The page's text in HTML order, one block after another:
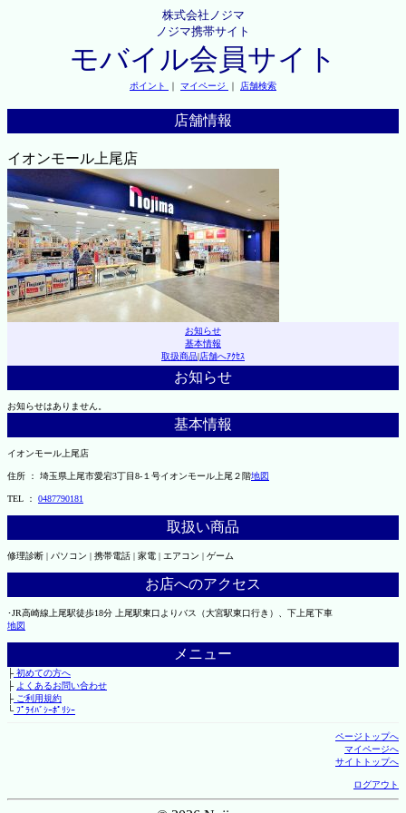
株式会社ノジマ
ノジマ携帯サイト
モバイル会員サイト
ポイント ｜ マイページ ｜ 店舗検索
店舗情報
イオンモール上尾店
お知らせ
基本情報
取扱商品|店舗へｱｸｾｽ
お知らせ
お知らせはありません。
基本情報
イオンモール上尾店
住所 ： 埼玉県上尾市愛宕3丁目8-１号イオンモール上尾２階地図
TEL ： 0487790181
取扱い商品
修理診断 | パソコン | 携帯電話 | 家電 | エアコン | ゲーム
お店へのアクセス
･JR高崎線上尾駅徒歩18分 上尾駅東口よりバス（大宮駅東口行き）、下上尾下車
地図
メニュー
├初めての方へ
├ よくあるお問い合わせ
├ご利用規約
└ﾌﾟﾗｲﾊﾞｼｰﾎﾟﾘｼｰ
ページトップへ
マイページへ
サイトトップへ
ログアウト